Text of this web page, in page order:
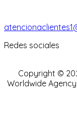
Redes sociales
Copyright ©
Worldwide